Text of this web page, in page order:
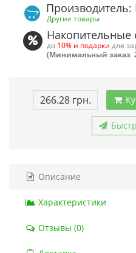
Производитель:
Другие товары
Накопительные
до 10% и подарки для
(Минимальный заказ
266.28 грн.
Описание
Характеристики
Отзывы (0)